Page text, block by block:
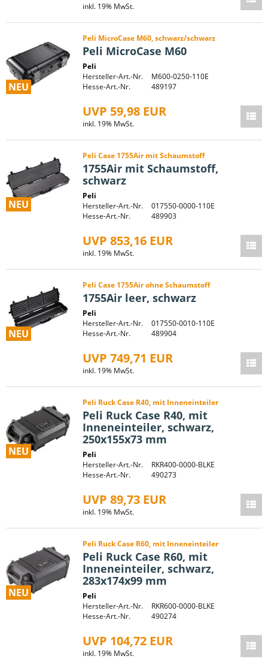
inkl. 19% MwSt.
NEU
Peli MicroCase M60, schwarz/schwarz
Peli MicroCase M60
Peli
Hersteller-Art.-Nr.
M600-0250-110E
Hesse-Art.-Nr.
489197
UVP 59,98 EUR
inkl. 19% MwSt.
NEU
Peli Case 1755Air mit Schaumstoff
1755Air mit Schaumstoff,
schwarz
Peli
Hersteller-Art.-Nr.
017550-0000-110E
Hesse-Art.-Nr.
489903
UVP 853,16 EUR
inkl. 19% MwSt.
NEU
Peli Case 1755Air ohne Schaumstoff
1755Air leer, schwarz
Peli
Hersteller-Art.-Nr.
017550-0010-110E
Hesse-Art.-Nr.
489904
UVP 749,71 EUR
inkl. 19% MwSt.
NEU
Peli Ruck Case R40, mit Inneneinteiler
Peli Ruck Case R40, mit
Inneneinteiler, schwarz,
250x155x73 mm
Peli
Hersteller-Art.-Nr.
RKR400-0000-BLKE
Hesse-Art.-Nr.
490273
UVP 89,73 EUR
inkl. 19% MwSt.
NEU
Peli Ruck Case R60, mit Inneneinteiler
Peli Ruck Case R60, mit
Inneneinteiler, schwarz,
283x174x99 mm
Peli
Hersteller-Art.-Nr.
RKR600-0000-BLKE
Hesse-Art.-Nr.
490274
UVP 104,72 EUR
inkl. 19% MwSt.